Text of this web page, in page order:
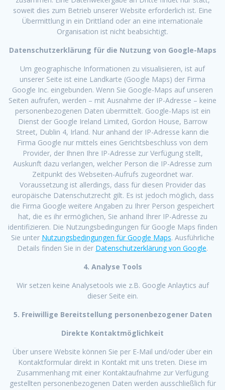
soweit dies zum Betrieb unserer Website erforderlich ist. Eine
Übermittlung in ein Drittland oder an eine internationale
Organisation ist nicht beabsichtigt.
Datenschutzerklärung für die Nutzung von Google-Maps
Um geographische Informationen zu visualisieren, ist auf
unserer Seite ist eine Landkarte (Google Maps) der Firma
Google Inc. eingebunden. Wenn Sie Google-Maps auf unseren
Seiten aufrufen, werden – mit Ausnahme der IP-Adresse – keine
personenbezogenen Daten übermittelt. Google-Maps ist ein
Dienst der Google Ireland Limited, Gordon House, Barrow
Street, Dublin 4, Irland. Nur anhand der IP-Adresse kann die
Firma Google nur mittels eines Gerichtsbeschluss von dem
Provider, der Ihnen Ihre IP-Adresse zur Verfügung stellt,
Auskunft dazu verlangen, welcher Person die IP-Adresse zum
Zeitpunkt des Webseiten-Aufrufs zugeordnet war.
Voraussetzung ist allerdings, dass für diesen Provider das
europäische Datenschutzrecht gilt. Es ist jedoch möglich, dass
die Firma Google weitere Angaben zu Ihrer Person gespeichert
hat, die es ihr ermöglichen, Sie anhand Ihrer IP-Adresse zu
identifizieren. Die Nutzungsbedingungen für Google Maps finden
Sie unter Nutzungsbedingungen für Google Maps. Ausführliche
Details finden Sie in der Datenschutzerklärung von Google.
4. Analyse Tools
Wir setzen keine Analysetools wie z.B. Google Anlaytics auf
dieser Seite ein.
5. Freiwillige Bereitstellung personenbezogener Daten
Direkte Kontaktmöglichkeit
Über unsere Website können Sie per E-Mail und/oder über ein
Kontaktformular direkt in Kontakt mit uns treten. Diese im
Zusammenhang mit einer Kontaktaufnahme zur Verfügung
gestellten personenbezogenen Daten werden ausschließlich für